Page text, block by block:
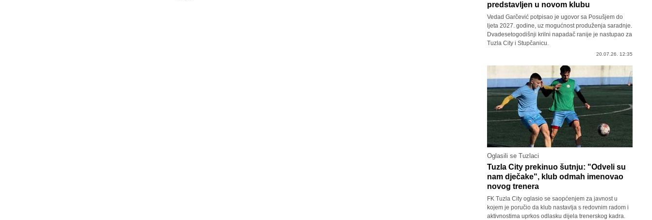
predstavljen u novom klubu
Vedad Garčević potpisao je ugovor sa Posušjem do
ljeta 2027. godine, uz mogućnost produženja saradnje.
Dvadesetogodišnji krilni napadač ranije je nastupao za
Tuzla City i Stupčanicu.
20.07.26. 12:35
Oglasili se Tuzlaci
Tuzla City prekinuo šutnju: "Odveli su
nam dječake", klub odmah imenovao
novog trenera
FK Tuzla City oglasio se saopćenjem za javnost u
kojem je poručio da klub nastavlja s redovnim radom i
aktivnostima uprkos odlasku dijela trenerskog kadra.